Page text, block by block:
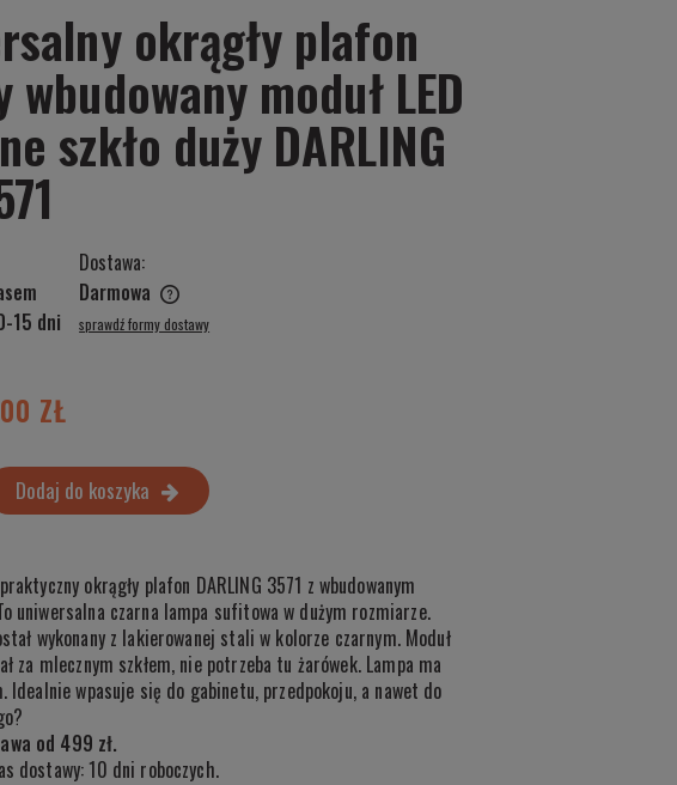
okrągły plafon
wbudowany moduł LED
szkło duży DARLING
15 dni
Dostawa:
Darmowa
kosztów
sprawdź formy dostawy
ZŁ
Dodaj do koszyka
okrągły plafon DARLING 3571 z wbudowanym
uniwersalna czarna lampa sufitowa w dużym rozmiarze.
wykonany z lakierowanej stali w kolorze czarnym. Moduł
za mlecznym szkłem, nie potrzeba tu żarówek. Lampa ma
Idealnie wpasuje się do gabinetu, przedpokoju, a nawet do
od 499 zł.
dostawy: 10 dni roboczych.